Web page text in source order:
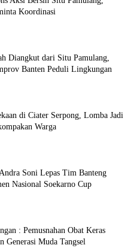
Koordinasi
Diangkut dari Situ Pamulang,
Banten Peduli Lingkungan
di Ciater Serpong, Lomba Jadi
Warga
Soni Lepas Tim Banteng
Nasional Soekarno Cup
: Pemusnahan Obat Keras
Generasi Muda Tangsel